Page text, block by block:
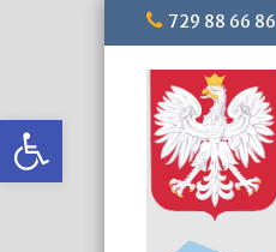
Otwórz pasek narzędzi
Skip
729 88 66 86